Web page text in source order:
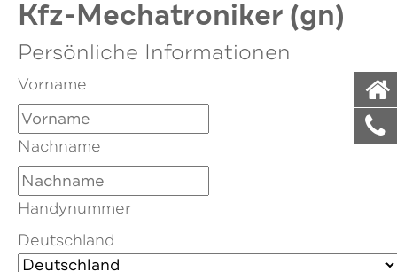
Kfz-Mechatroniker (gn)
Persönliche Informationen
Vorname
Nachname
Handynummer
Deutschland